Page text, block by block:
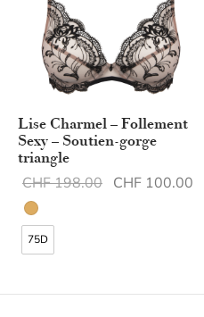
Lise Charmel – Follement
Sexy – Soutien-gorge
triangle
CHF198.00 Le prix initial
CHF 100.00
75D